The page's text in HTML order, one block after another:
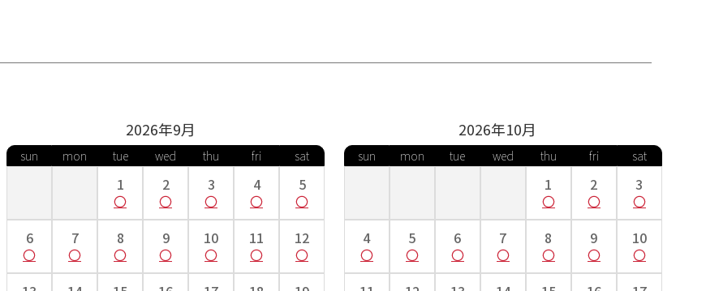
2026年9月
sun mon tue wed thu fri sat
1 2 3 4 5
6 7 8 9 10 11 12
2026年10月
sun mon tue wed thu fri sat
1 2 3
4 5 6 7 8 9 10